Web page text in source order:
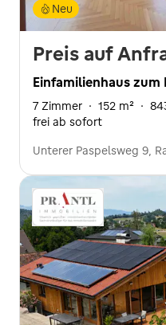
Neu
Preis auf
Einfamilienhaus zum
7 Zimmer · 152 m² ·
frei ab sofort
Unterer Paspelsweg 9,